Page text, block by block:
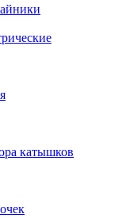
катышков